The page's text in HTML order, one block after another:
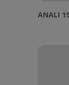
ANALI